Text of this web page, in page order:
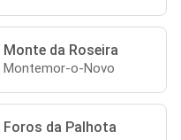
Monte da Roseira
Montemor-o-Novo
Foros da Palhota